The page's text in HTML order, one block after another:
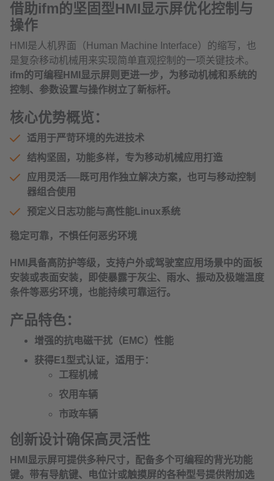
借助ifm的坚固型HMI显示屏优化控制与
操作
HMI是人机界面（Human Machine Interface）的缩写，也
是复杂移动机械用来实现简单直观控制的一项关键技术。
ifm的可编程HMI显示屏则更进一步，为移动机械和系统的
控制、参数设置与操作树立了新标杆。
核心优势概览：
适用于严苛环境的先进技术
结构坚固，功能多样，专为移动机械应用打造
应用灵活──既可用作独立解决方案，也可与移动控制
器组合使用
预定义日志功能与高性能Linux系统
稳定可靠，不惧任何恶劣环境
HMI具备高防护等级，支持户外或驾驶室应用场景中的面板
安装或表面安装，即使暴露于灰尘、雨水、振动及极端温度
条件等恶劣环境，也能持续可靠运行。
产品特色：
增强的抗电磁干扰（EMC）性能
获得E1型式认证，适用于：
工程机械
农用车辆
市政车辆
创新设计确保高灵活性
HMI显示屏可提供多种尺寸，配备多个可编程的背光功能
键。带有导航键、电位计或触摸屏的各种型号提供附加选